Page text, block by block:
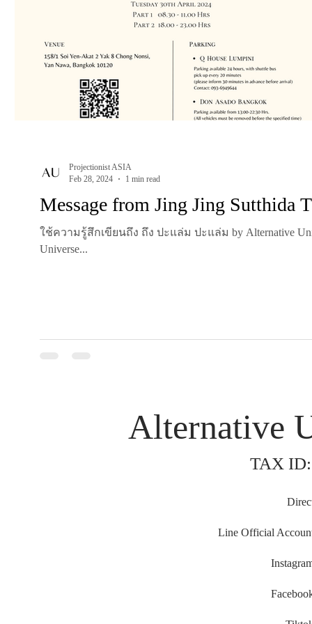
Message from Jing Jing Sutthida
ใช้ความรู้สึกเขียนถึง ถึง ปะแล่ม ปะแล่ม by Alternative Universe "สวัสดีค่ะทุกคน ชื่อ จิงจิง นะคะ เริ่มทำงานกับทา
Universe...
Projectionist ASIA
Feb 28, 2024
1 min read
Alternative
TAX
Line Official